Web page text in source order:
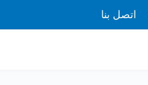
اتصل بنا